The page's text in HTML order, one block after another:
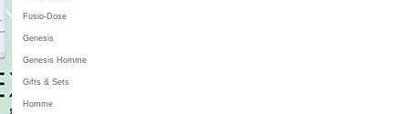
Fusio-Dose
Genesis
Genesis Homme
Gifts & Sets
Homme